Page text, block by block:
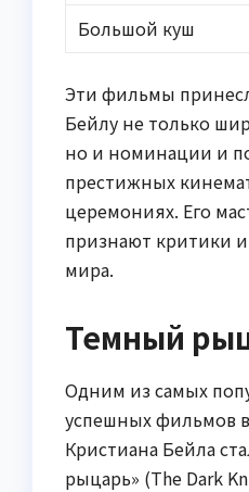
Большой куш
Эти фильмы
Бейлу не только
но и номинации и
престижных
церемониях. Его
признают критики
мира.
Темный
Одним из самых
успешных фильмов
Кристиана Бейла
рыцарь» (The Dark